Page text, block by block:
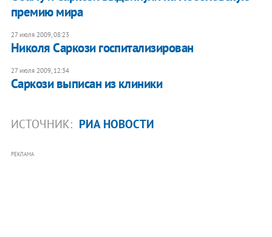
премию мира
27 июля 2009, 08:23
Николя Саркози госпитализирован
27 июля 2009, 12:34
Саркози выписан из клиники
ИСТОЧНИК: РИА НОВОСТИ
РЕКЛАМА